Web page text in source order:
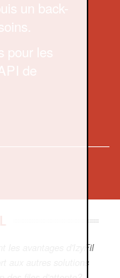
un back-
pour les
de
les avantages d'IzyFil
aux autres solutions